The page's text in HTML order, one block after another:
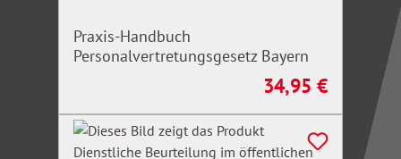
Praxis-Handbuch
Personalvertretungsgesetz Bayern
Regulärer Preis:
34,95 €